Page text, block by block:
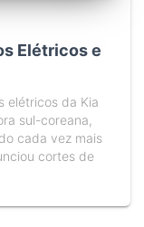
Elétricos e
elétricos da Kia
sul-coreana,
cada vez mais
cortes de